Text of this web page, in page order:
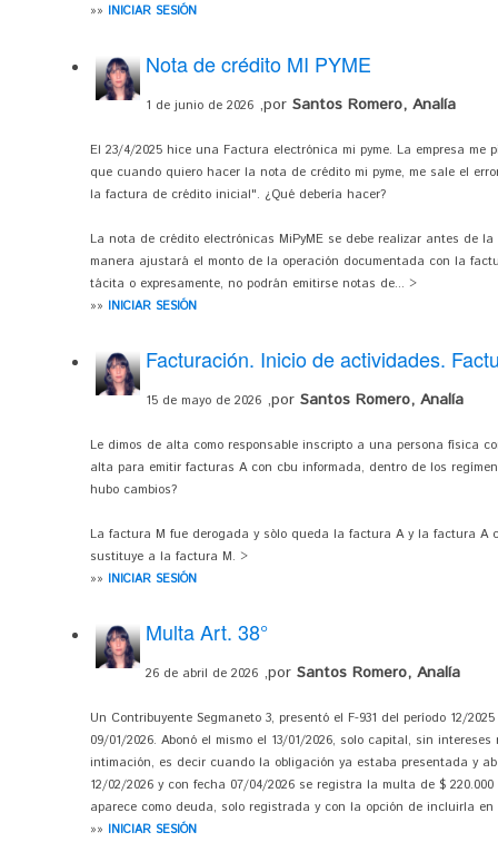
»» INICIAR SESIÓN
Nota de crédito MI PYME
1 de junio de 2026 ,por Santos Romero, Analía
El 23/4/2025 hice una Factura electrónica mi pyme. La empresa
que cuando quiero hacer la nota de crédito mi pyme, me sale el
la factura de crédito inicial". ¿Qué debería hacer?
La nota de crédito electrónicas MiPyME se debe realizar antes de
manera ajustará el monto de la operación documentada con la
tácita o expresamente, no podrán emitirse notas de... >
»» INICIAR SESIÓN
Facturación. Inicio de actividades.
15 de mayo de 2026 ,por Santos Romero, Analía
Le dimos de alta como responsable inscripto a una persona física
alta para emitir facturas A con cbu informada, dentro de los
hubo cambios?
La factura M fue derogada y sòlo queda la factura A y la factura A
sustituye a la factura M. >
»» INICIAR SESIÓN
Multa Art. 38°
26 de abril de 2026 ,por Santos Romero, Analía
Un Contribuyente Segmaneto 3, presentó el F-931 del período 12/
09/01/2026. Abonó el mismo el 13/01/2026, solo capital, sin
intimación, es decir cuando la obligación ya estaba presentada y
12/02/2026 y con fecha 07/04/2026 se registra la multa de $
aparece como deuda, solo registrada y con la opción de incluirla
»» INICIAR SESIÓN